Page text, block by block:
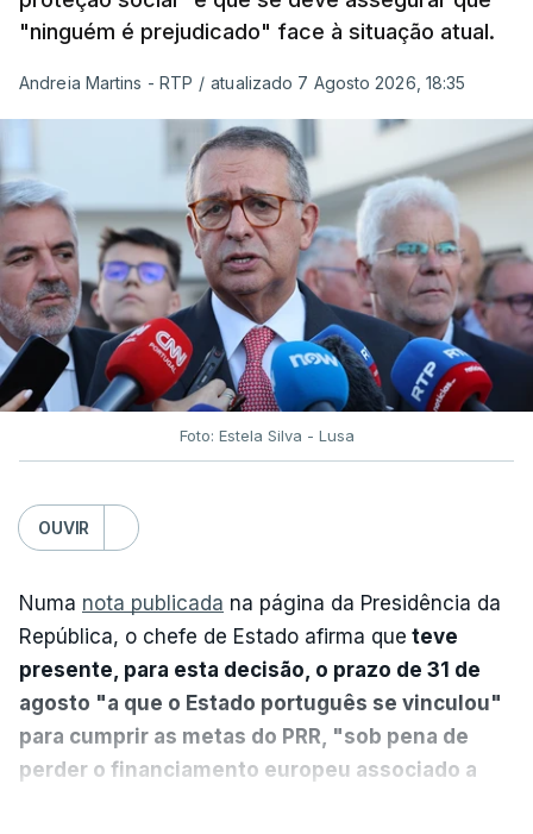
"ninguém é prejudicado" face à situação atual.
Andreia Martins - RTP / atualizado 7 Agosto 2026, 18:35
Foto: Estela Silva - Lusa
OUVIR
Numa nota publicada na página da Presidência da
República, o chefe de Estado afirma que teve
presente, para esta decisão, o prazo de 31 de
agosto "a que o Estado português se vinculou"
para cumprir as metas do PRR, "sob pena de
perder o financiamento europeu associado a